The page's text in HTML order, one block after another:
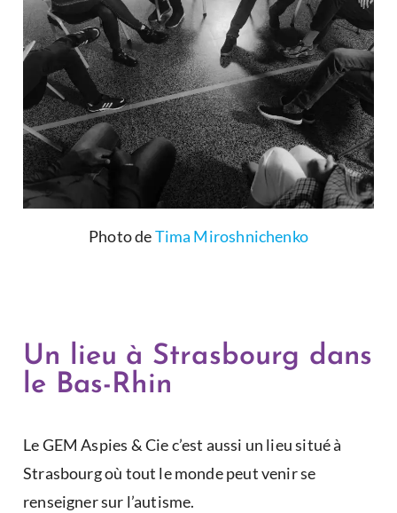
Photo deTima Miroshnichenko
Un lieu à Strasbourg dans
le Bas-Rhin
Le GEM Aspies & Cie c’est aussi un lieu situé à
Strasbourg où tout le monde peut venir se
renseigner sur l’autisme.